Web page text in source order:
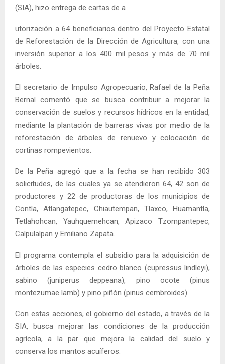
(SIA), hizo entrega de cartas de a
utorización a 64 beneficiarios dentro del Proyecto Estatal
de Reforestación de la Dirección de Agricultura, con una
inversión superior a los 400 mil pesos y más de 70 mil
árboles.
El secretario de Impulso Agropecuario, Rafael de la Peña
Bernal comentó que se busca contribuir a mejorar la
conservación de suelos y recursos hídricos en la entidad,
mediante la plantación de barreras vivas por medio de la
reforestación de árboles de renuevo y colocación de
cortinas rompevientos.
De la Peña agregó que a la fecha se han recibido 303
solicitudes, de las cuales ya se atendieron 64, 42 son de
productores y 22 de productoras de los municipios de
Contla, Atlangatepec, Chiautempan, Tlaxco, Huamantla,
Tetlahohcan, Yauhquemehcan, Apizaco Tzompantepec,
Calpulalpan y Emiliano Zapata.
El programa contempla el subsidio para la adquisición de
árboles de las especies cedro blanco (cupressus lindleyi),
sabino (juniperus deppeana), pino ocote (pinus
montezumae lamb) y pino piñón (pinus cembroides).
Con estas acciones, el gobierno del estado, a través de la
SIA, busca mejorar las condiciones de la producción
agrícola, a la par que mejora la calidad del suelo y
conserva los mantos acuíferos.